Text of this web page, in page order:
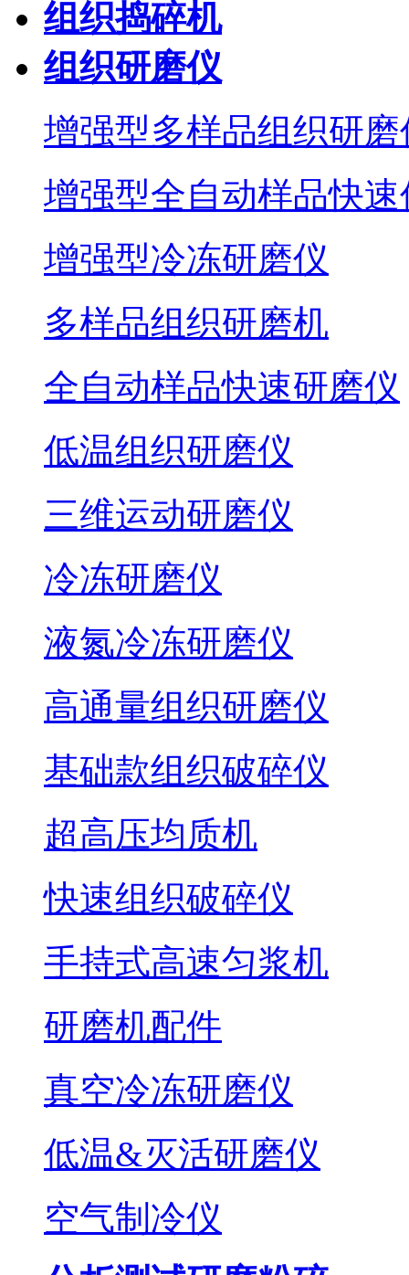
组织捣碎机
组织研磨仪
增强型多样品组织研磨
增强型全自动样品快速
增强型冷冻研磨仪
多样品组织研磨机
全自动样品快速研磨仪
低温组织研磨仪
三维运动研磨仪
冷冻研磨仪
液氮冷冻研磨仪
高通量组织研磨仪
基础款组织破碎仪
超高压均质机
快速组织破碎仪
手持式高速匀浆机
研磨机配件
真空冷冻研磨仪
低温&灭活研磨仪
空气制冷仪